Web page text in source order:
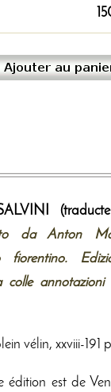
da Anton
fiorentino.
colle annotazioni
vélin, xxviii-191
édition est de